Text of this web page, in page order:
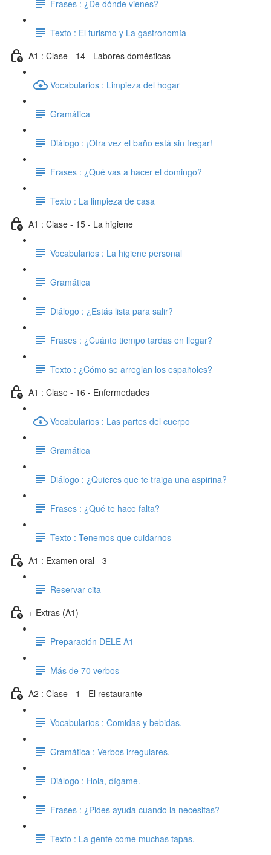
Frases : ¿De dónde vienes?
Texto : El turismo y La gastronomía
A1 : Clase - 14 - Labores domésticas
Vocabularios : Limpieza del hogar
Gramática
Diálogo : ¡Otra vez el baño está sin fregar!
Frases : ¿Qué vas a hacer el domingo?
Texto : La limpieza de casa
A1 : Clase - 15 - La higiene
Vocabularios : La higiene personal
Gramática
Diálogo : ¿Estás lista para salir?
Frases : ¿Cuánto tiempo tardas en llegar?
Texto : ¿Cómo se arreglan los españoles?
A1 : Clase - 16 - Enfermedades
Vocabularios : Las partes del cuerpo
Gramática
Diálogo : ¿Quieres que te traiga una aspirina?
Frases : ¿Qué te hace falta?
Texto : Tenemos que cuidarnos
A1 : Examen oral - 3
Reservar cita
+ Extras (A1)
Preparación DELE A1
Más de 70 verbos
A2 : Clase - 1 - El restaurante
Vocabularios : Comidas y bebidas.
Gramática : Verbos irregulares.
Diálogo : Hola, dígame.
Frases : ¿Pides ayuda cuando la necesitas?
Texto : La gente come muchas tapas.